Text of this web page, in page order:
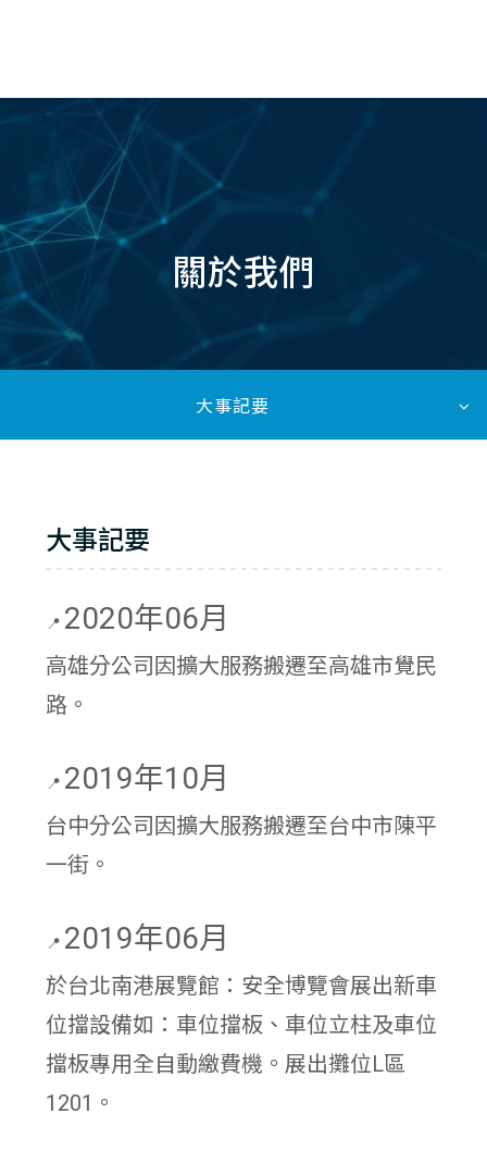
關於我們
大事記要
大事記要
📍 2020年06月
高雄分公司因擴大服務搬遷至高雄市覺民
路。
📍 2019年10月
台中分公司因擴大服務搬遷至台中市陳平
一街。
📍 2019年06月
於台北南港展覽館：安全博覽會展出新車
位擋設備如：車位擋板、車位立柱及車位
擋板專用全自動繳費機。展出攤位L區
1201。